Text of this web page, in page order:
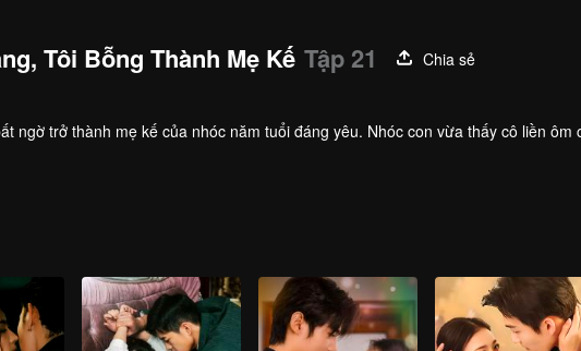
Tôi Bỗng Thành Mẹ Kế Tập 21
Chia sẻ
ngờ trở thành mẹ kế của nhóc năm tuổi đáng yêu. Nhóc con vừa thấy cô liền ôm